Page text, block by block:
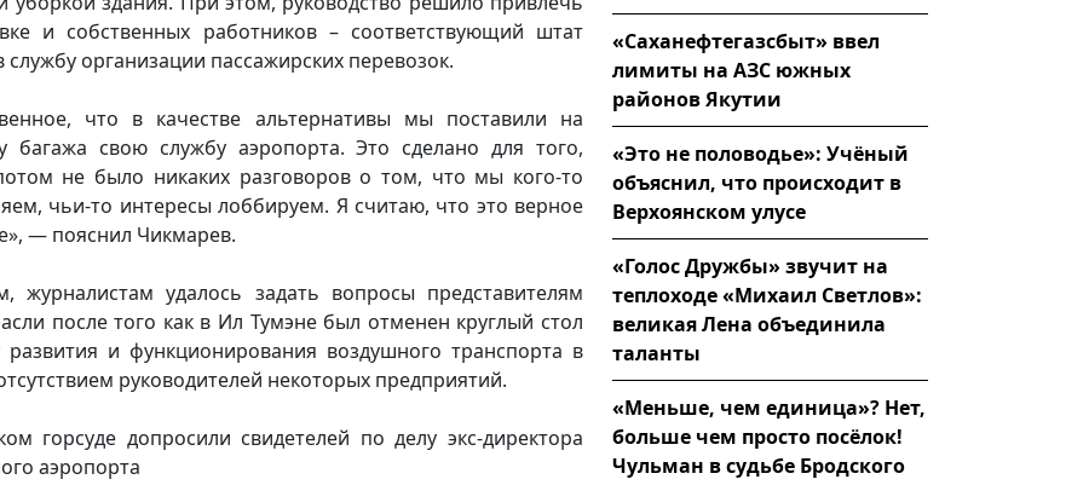
и собственных работников – соответствующий штат
службу организации пассажирских перевозок.
что в качестве альтернативы мы поставили на
багажа свою службу аэропорта. Это сделано для того,
не было никаких разговоров о том, что мы кого-то
чьи-то интересы лоббируем. Я считаю, что это верное
— пояснил Чикмарев.
журналистам удалось задать вопросы представителям
после того как в Ил Тумэне был отменен круглый стол
развития и функционирования воздушного транспорта в
руководителей некоторых предприятий.
горсуде допросили свидетелей по делу экс-директора
аэропорта
«Саханефтегазсбыт» ввел
лимиты на АЗС южных
районов Якутии
«Это не половодье»: Учёный
объяснил, что происходит в
Верхоянском улусе
«Голос Дружбы» звучит на
теплоходе «Михаил Светлов»:
великая Лена объединила
таланты
«Меньше, чем единица»? Нет,
больше чем просто посёлок!
Чульман в судьбе Бродского